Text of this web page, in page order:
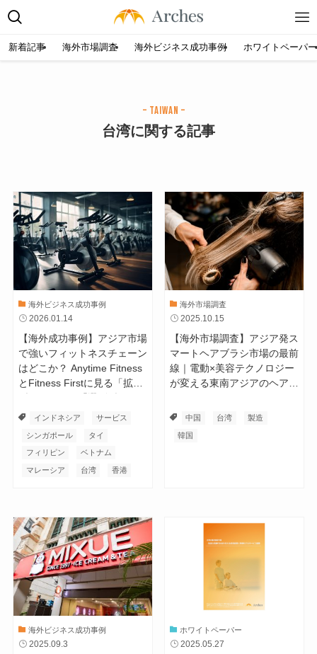
新着記事 海外市場調査 海外ビジネス成功事例 ホワイトペーパー
台湾に関する記事
– Taiwan –
【海外成功事例】アジア市場
で強いフィットネスチェーン
はどこか？ Anytime Fitness
とFitness Firstに見る「拡張
ル」 インドネシア サービス
シンガポール タイ
フィリピン ベトナム
マレーシア 台湾 香港
2026.01.14
海外ビジネス成功事例
【海外市場調査】アジア発ス
マートヘアブラシ市場の最前
線｜電動×美容テクノロジー
が変える東南アジアのヘアケ
中国 台湾 製造
韓国
2025.10.15
海外市場調査
2025.09.3
海外ビジネス成功事例
2025.05.27
ホワイトペーパー